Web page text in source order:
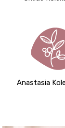
Anastasia